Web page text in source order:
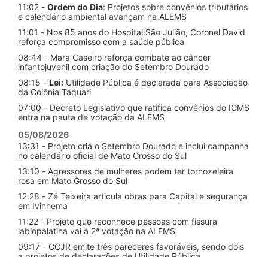
11:02 - Ordem do Dia: Projetos sobre convênios tributários
e calendário ambiental avançam na ALEMS
11:01 - Nos 85 anos do Hospital São Julião, Coronel David
reforça compromisso com a saúde pública
08:44 - Mara Caseiro reforça combate ao câncer
infantojuvenil com criação do Setembro Dourado
08:15 - Lei: Utilidade Pública é declarada para Associação
da Colônia Taquari
07:00 - Decreto Legislativo que ratifica convênios do ICMS
entra na pauta de votação da ALEMS
05/08/2026
13:31 - Projeto cria o Setembro Dourado e inclui campanha
no calendário oficial de Mato Grosso do Sul
13:10 - Agressores de mulheres podem ter tornozeleira
rosa em Mato Grosso do Sul
12:28 - Zé Teixeira articula obras para Capital e segurança
em Ivinhema
11:22 - Projeto que reconhece pessoas com fissura
labiopalatina vai a 2ª votação na ALEMS
09:17 - CCJR emite três pareceres favoráveis, sendo dois